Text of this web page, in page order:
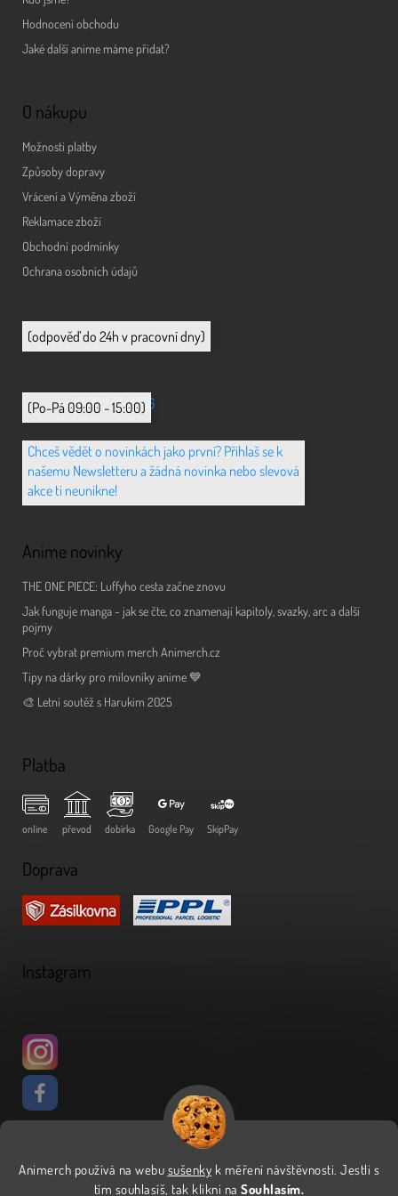
Animerch používá na webu sušenky k měření návštěvnosti. Jestli s
tím souhlasíš, tak klikni naSouhlasím.
Hodnocení obchodu
Jaké další anime máme přidat?
O nákupu
Možnosti platby
Způsoby dopravy
Vrácení a Výměna zboží
Reklamace zboží
Obchodní podmínky
Ochrana osobních údajů
info@animerch.cz
(odpověď do 24h v pracovní dny)
+420 702 851 036
(Po-Pá 09:00 - 15:00)
Chceš vědět o novinkách jako první? Přihlaš se k
našemu Newsletteru a žádná novinka nebo slevová
akce ti neunikne!
Anime novinky
THE ONE PIECE: Luffyho cesta začne znovu
Jak funguje manga - jak se čte, co znamenají kapitoly, svazky, arc a další
pojmy
Proč vybrat premium merch Animerch.cz
Tipy na dárky pro milovníky anime 💙
🎨 Letní soutěž s Harukim 2025
Platba
online převod dobírka Google Pay SkipPay
Doprava
Instagram
Vytvořil Shoptet